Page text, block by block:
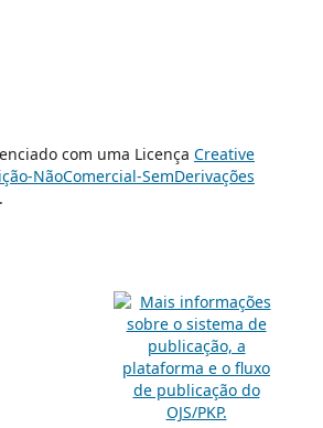
com uma Licença Creative
NãoComercial-SemDerivações
.